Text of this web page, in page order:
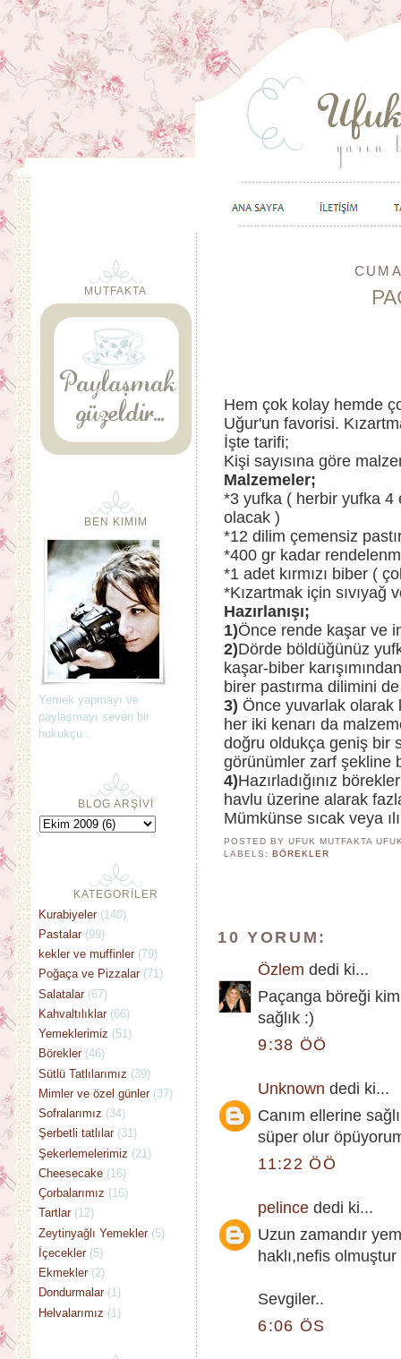
Hem çok kolay hemde
Uğur'un favorisi.
İşte tarifi;
Kişi sayısına göre
Malzemeler;
*3 yufka ( herbir yufka 4
olacak )
*12 dilim çemensiz
*400 gr kadar
*1 adet kırmızı biber (
*Kızartmak için sıvıyağ
Hazırlanışı;
1)Önce rende kaşar ve
2)Dörde böldüğünüz
kaşar-biber
birer pastırma dilimini
3) Önce yuvarlak olarak
her iki kenarı da
doğru oldukça geniş bir
görünümler zarf şekline
4)Hazırladığınız
havlu üzerine alarak
Mümkünse sıcak veya
POSTED BY UFUK MUTFAKTA
LABELS:BÖREKLER
10 YORUM:
Özlem dedi ki...
Paçanga böreği
sağlık :)
9:38 ÖÖ
Unknown dedi ki...
Canım ellerine
süper olur
11:22 ÖÖ
pelince dedi ki...
Uzun zamandır
haklı,nefis
Sevgiler..
6:06 ÖS
MUTFAKTA
BEN KIMIM
Yemek yapmayı ve
paylaşmayı seven bir
hukukçu..
BLOG ARŞİVİ
KATEGORİLER
Kurabiyeler (140)
Pastalar (99)
kekler ve muffinler (79)
Poğaça ve Pizzalar (71)
Salatalar (67)
Kahvaltılıklar (66)
Yemeklerimiz (51)
Börekler (46)
Sütlü Tatlılarımız (39)
Mimler ve özel günler (37)
Sofralarımız (34)
Şerbetli tatlılar (31)
Şekerlemelerimiz (21)
Cheesecake (16)
Çorbalarımız (16)
Tartlar (12)
Zeytinyağlı Yemekler (5)
İçecekler (5)
Ekmekler (2)
Dondurmalar (1)
Helvalarımız (1)